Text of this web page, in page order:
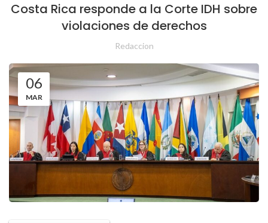
Costa Rica responde a la Corte IDH sobre
violaciones de derechos
Redaccion
06
MAR